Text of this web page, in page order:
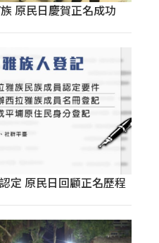
原民日慶賀正名成功
定 原民日回顧正名歷程